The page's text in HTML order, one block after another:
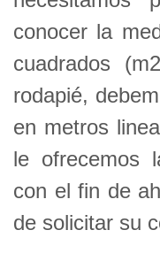
conocer la
cuadrados
rodapié,
en metros
le ofrecemos
con el fin de
de solicitar su